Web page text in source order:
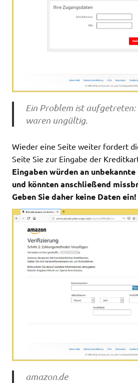
Ein Problem ist aufgetreten:
waren ungültig.
Wieder eine Seite weiter fordert
Seite Sie zur Eingabe der
Eingaben würden an
und könnten anschließend
Geben Sie daher keine Daten ein!
amazon.de